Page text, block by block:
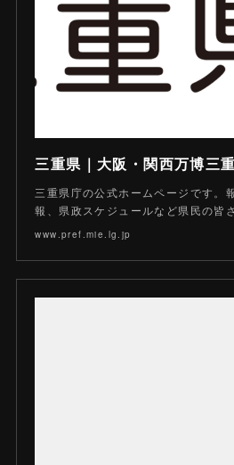
三重県庁の公式ホームページです。
報、県政スケジュールなど県民の皆
www.pref.mie.lg.jp